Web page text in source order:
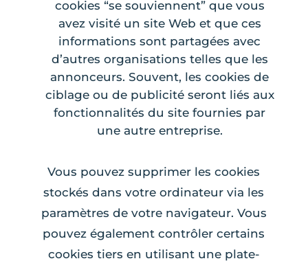
cookies “se souviennent” que vous
avez visité un site Web et que ces
informations sont partagées avec
d’autres organisations telles que les
annonceurs. Souvent, les cookies de
ciblage ou de publicité seront liés aux
fonctionnalités du site fournies par
une autre entreprise.
Vous pouvez supprimer les cookies
stockés dans votre ordinateur via les
paramètres de votre navigateur. Vous
pouvez également contrôler certains
cookies tiers en utilisant une plate-